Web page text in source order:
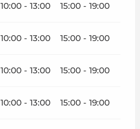
10:00 - 13:00 15:00 - 19:00
10:00 - 13:00 15:00 - 19:00
10:00 - 13:00 15:00 - 19:00
10:00 - 13:00 15:00 - 19:00